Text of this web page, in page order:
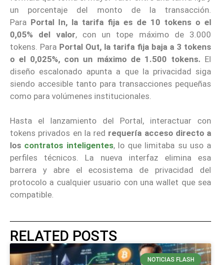
un porcentaje del monto de la transacción.
Para Portal In, la tarifa fija es de 10 tokens o el
0,05% del valor, con un tope máximo de 3.000
tokens. Para Portal Out, la tarifa fija baja a 3 tokens
o el 0,025%, con un máximo de 1.500 tokens. El
diseño escalonado apunta a que la privacidad siga
siendo accesible tanto para transacciones pequeñas
como para volúmenes institucionales.
Hasta el lanzamiento del Portal, interactuar con
tokens privados en la red requería acceso directo a
los contratos inteligentes, lo que limitaba su uso a
perfiles técnicos. La nueva interfaz elimina esa
barrera y abre el ecosistema de privacidad del
protocolo a cualquier usuario con una wallet que sea
compatible.
RELATED POSTS
NOTICIAS FLASH